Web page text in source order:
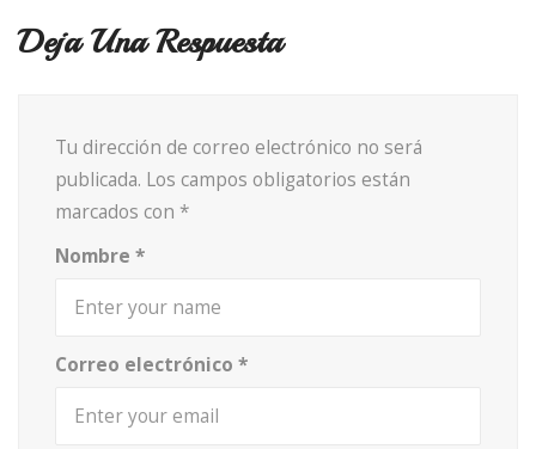
Deja Una Respuesta
Tu dirección de correo electrónico no será
publicada. Los campos obligatorios están
marcados con *
Nombre *
Correo electrónico *